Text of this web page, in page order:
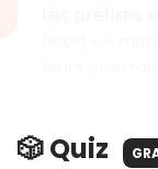
🎲 Quiz